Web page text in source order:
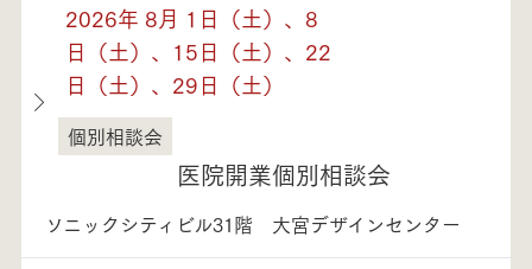
2026年 8月 1日（土）、8
日（土）、15日（土）、22
日（土）、29日（土）
埼玉県
個別相談会
医院開業個別相談会
ソニックシティビル31階 大宮デザインセンター